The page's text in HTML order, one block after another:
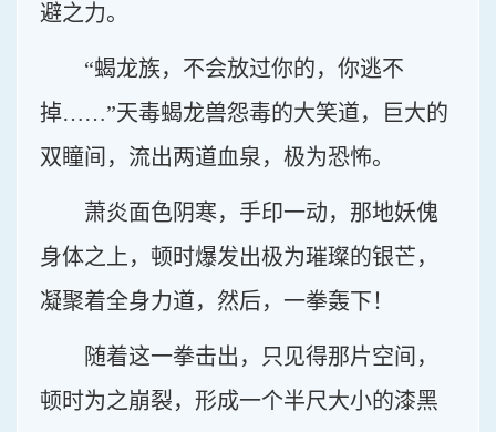
避之力。
“蝎龙族，不会放过你的，你逃不
掉……”天毒蝎龙兽怨毒的大笑道，巨大的
双瞳间，流出两道血泉，极为恐怖。
萧炎面色阴寒，手印一动，那地妖傀
身体之上，顿时爆发出极为璀璨的银芒，
凝聚着全身力道，然后，一拳轰下！
随着这一拳击出，只见得那片空间，
顿时为之崩裂，形成一个半尺大小的漆黑